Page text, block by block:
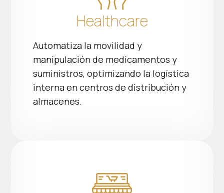
Healthcare
Automatiza la movilidad y
manipulación de medicamentos y
suministros, optimizando la logística
interna en centros de distribución y
almacenes.